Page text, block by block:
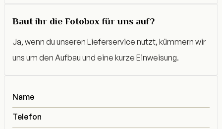
Baut ihr die Fotobox für uns auf?
Ja, wenn du unseren Lieferservice nutzt, kümmern wir
uns um den Aufbau und eine kurze Einweisung.